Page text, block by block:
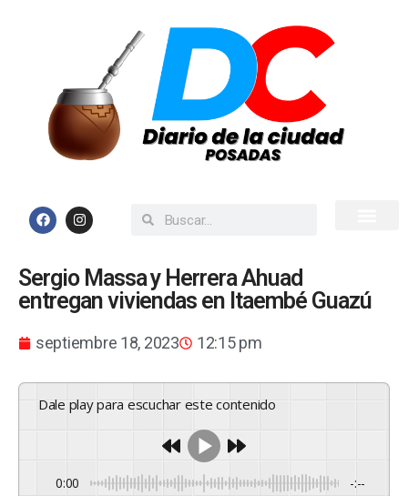
Sergio Massa y Herrera Ahuad
entregan viviendas en Itaembé Guazú
septiembre 18, 2023 12:15 pm
Dale play para escuchar este contenido
0:00 -:--